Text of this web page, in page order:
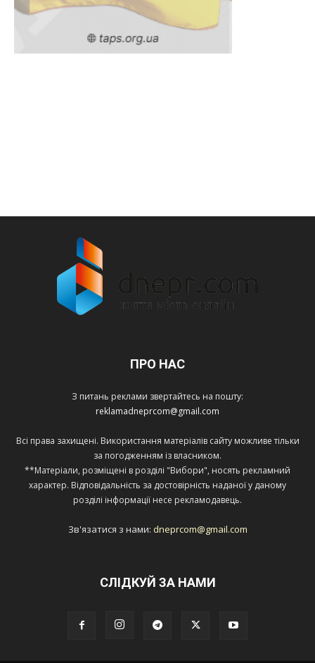
ПРО НАС
З питань реклами звертайтесь на пошту:
reklamadneprcom@gmail.com
Всі права захищені. Використання матеріалів сайту можливе тільки
за погодженням із власником.
**Матеріали, розміщені в розділі "Вибори", носять рекламний
характер. Відповідальність за достовірність наданої у даному
розділі інформації несе рекламодавець.
Зв'язатися з нами: dneprcom@gmail.com
СЛІДКУЙ ЗА НАМИ